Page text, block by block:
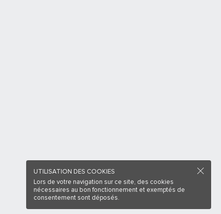
UTILISATION DES COOKIES
Lors de votre navigation sur ce site, des cookies
nécessaires au bon fonctionnement et exemptés de
consentement sont déposés.